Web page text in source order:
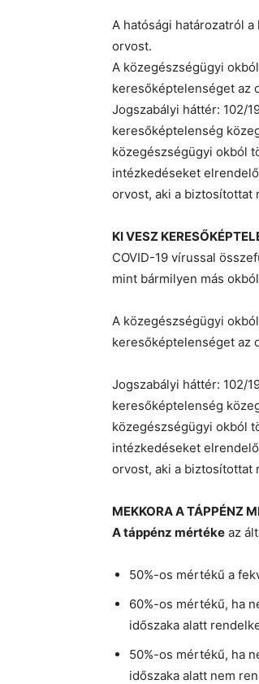
A hatósági határozatról
orvost.
A közegészségügyi
keresőképtelenséget az
Jogszabályi háttér: 102/
keresőképtelenség
közegészségügyi okból
intézkedéseket
orvost, aki a biztosítottat
KI VESZ
COVID-19 vírussal
mint bármilyen más
A közegészségügyi
keresőképtelenséget az
Jogszabályi háttér: 102/
keresőképtelenség
közegészségügyi okból
intézkedéseket
orvost, aki a biztosítottat
MEKKORA A TÁPPÉNZ
A táppénz mértéke az
50%-os mértékű a
60%-os mértékű, ha
időszaka alatt
50%-os mértékű, ha
időszaka alatt nem